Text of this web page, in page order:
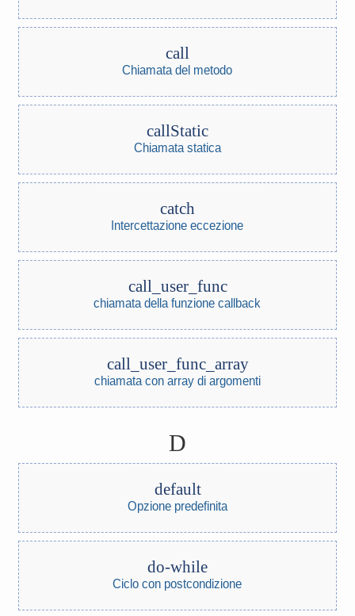
call
Chiamata del metodo
callStatic
Chiamata statica
catch
Intercettazione eccezione
call_user_func
chiamata della funzione callback
call_user_func_array
chiamata con array di argomenti
D
default
Opzione predefinita
do-while
Ciclo con postcondizione